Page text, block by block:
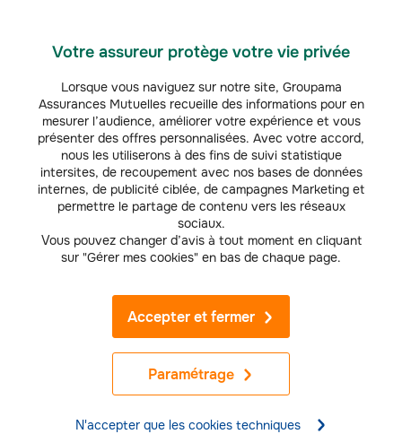
Votre assureur protège votre vie privée
Lorsque vous naviguez sur notre site, Groupama
Assurances Mutuelles recueille des informations pour en
mesurer l’audience, améliorer votre expérience et vous
présenter des offres personnalisées. Avec votre accord,
nous les utiliserons à des fins de suivi statistique
intersites, de recoupement avec nos bases de données
internes, de publicité ciblée, de campagnes Marketing et
permettre le partage de contenu vers les réseaux
sociaux.
Vous pouvez changer d’avis à tout moment en cliquant
sur "Gérer mes cookies" en bas de chaque page.
Paramétrage
Accepter et fermer
N'accepter que les cookies techniques
parce que certains de vos acheteurs sont dans des pays sujets à ce
risque…
Et jusqu’à quel montant d’indemnisation votre assureur intervient ? En
fonction de votre secteur d’activité et de votre situation, vous pouvez
être indemnisé jusqu’à 90 %. Le budget à prévoir est, là aussi, variable.
Mais à partir de 1 200 €, il existe desoffres spécifiques PME/TPE.
assurance
gratuitement
Demander mon tarif